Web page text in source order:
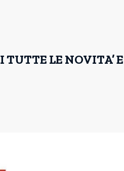
TUTTE LE NOVITA’ E